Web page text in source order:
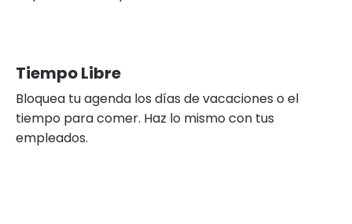
Tiempo Libre
Bloquea tu agenda los días de vacaciones o el
tiempo para comer. Haz lo mismo con tus
empleados.